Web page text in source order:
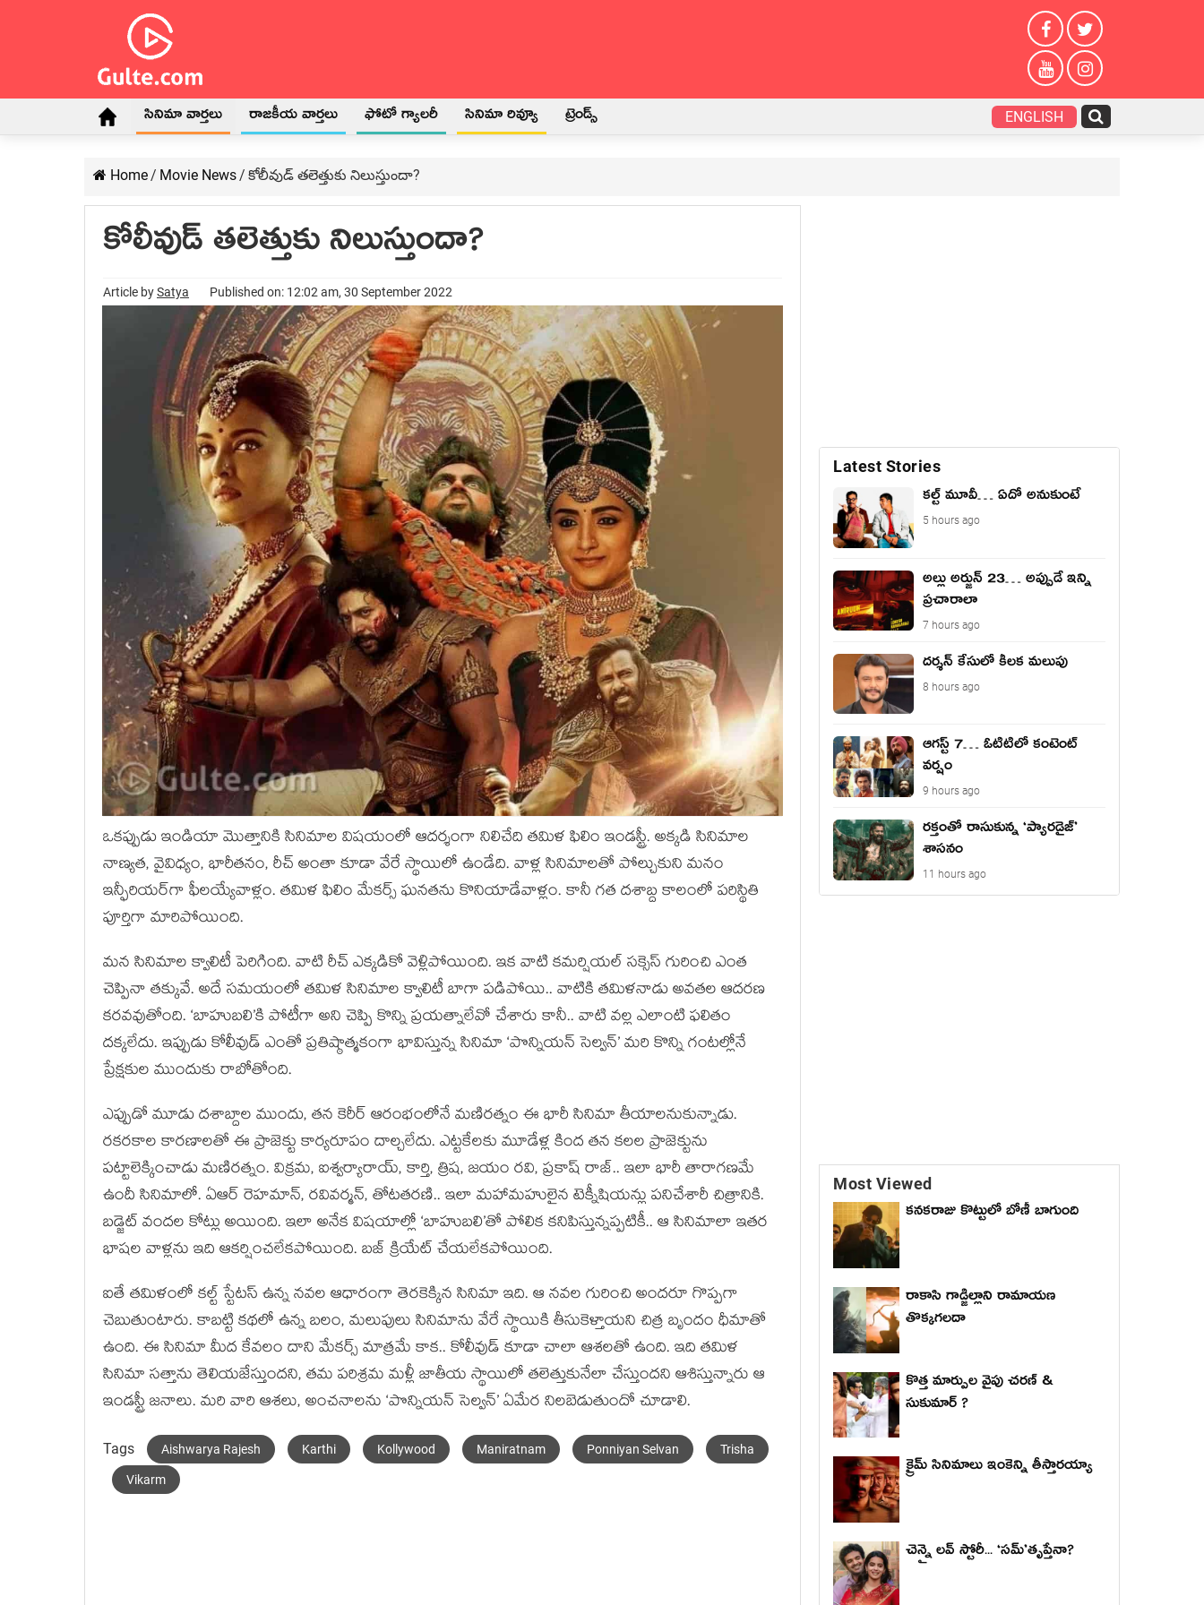
సినిమా వార్తలు రాజకీయ వార్తలు ఫోటో గ్యాలరీ సినిమా రివ్యూ ట్రెండ్స్ ENGLISH
Home/ Movie News/ కోలీవుడ్ తలెత్తుకు నిలుస్తుందా?
కోలీవుడ్ తలెత్తుకు నిలుస్తుందా?
Article bySatya Published on: 12:02 am, 30 September 2022
ఒకప్పుడు ఇండియా మొత్తానికి సినిమాల విషయంలో ఆదర్శంగా నిలిచేది తమిళ ఫిలిం ఇండస్ట్రీ. అక్కడి సినిమాల
నాణ్యత, వైవిధ్యం, భారీతనం, రీచ్ అంతా కూడా వేరే స్థాయిలో ఉండేది. వాళ్ల సినిమాలతో పోల్చుకుని మనం
ఇన్ఫీరియర్‌గా ఫీలయ్యేవాళ్లం. తమిళ ఫిలిం మేకర్స్ ఘనతను కొనియాడేవాళ్లం. కానీ గత దశాబ్ద కాలంలో పరిస్థితి
పూర్తిగా మారిపోయింది.
మన సినిమాల క్వాలిటీ పెరిగింది. వాటి రీచ్ ఎక్కడికో వెళ్లిపోయింది. ఇక వాటి కమర్షియల్ సక్సెస్ గురించి ఎంత
చెప్పినా తక్కువే. అదే సమయంలో తమిళ సినిమాల క్వాలిటీ బాగా పడిపోయి.. వాటికి తమిళనాడు అవతల ఆదరణ
కరవవుతోంది. ‘బాహుబలి’కి పోటీగా అని చెప్పి కొన్ని ప్రయత్నాలేవో చేశారు కానీ.. వాటి వల్ల ఎలాంటి ఫలితం
దక్కలేదు. ఇప్పుడు కోలీవుడ్ ఎంతో ప్రతిష్ఠాత్మకంగా భావిస్తున్న సినిమా ‘పొన్నియన్ సెల్వన్’ మరి కొన్ని గంటల్లోనే
ప్రేక్షకుల ముందుకు రాబోతోంది.
ఎప్పుడో మూడు దశాబ్దాల ముందు, తన కెరీర్ ఆరంభంలోనే మణిరత్నం ఈ భారీ సినిమా తీయాలనుకున్నాడు.
రకరకాల కారణాలతో ఈ ప్రాజెక్టు కార్యరూపం దాల్చలేదు. ఎట్టకేలకు మూడేళ్ల కింద తన కలల ప్రాజెక్టును
పట్టాలెక్కించాడు మణిరత్నం. విక్రమ, ఐశ్వర్యారాయ్, కార్తి, త్రిష, జయం రవి, ప్రకాష్ రాజ్.. ఇలా భారీ తారాగణమే
ఉందీ సినిమాలో. ఏఆర్ రెహమాన్, రవివర్మన్, తోటతరణి.. ఇలా మహామహులైన టెక్నీషియన్లు పనిచేశారీ చిత్రానికి.
బడ్జెట్ వందల కోట్లు అయింది. ఇలా అనేక విషయాల్లో ‘బాహుబలి’తో పోలిక కనిపిస్తున్నప్పటికీ.. ఆ సినిమాలా ఇతర
భాషల వాళ్లను ఇది ఆకర్షించలేకపోయింది. బజ్ క్రియేట్ చేయలేకపోయింది.
ఐతే తమిళంలో కల్ట్ స్టేటస్ ఉన్న నవల ఆధారంగా తెరకెక్కిన సినిమా ఇది. ఆ నవల గురించి అందరూ గొప్పగా
చెబుతుంటారు. కాబట్టి కథలో ఉన్న బలం, మలుపులు సినిమాను వేరే స్థాయికి తీసుకెళ్తాయని చిత్ర బృందం ధీమాతో
ఉంది. ఈ సినిమా మీద కేవలం దాని మేకర్స్ మాత్రమే కాక.. కోలీవుడ్ కూడా చాలా ఆశలతో ఉంది. ఇది తమిళ
సినిమా సత్తాను తెలియజేస్తుందని, తమ పరిశ్రమ మళ్లీ జాతీయ స్థాయిలో తలెత్తుకునేలా చేస్తుందని ఆశిస్తున్నారు ఆ
ఇండస్ట్రీ జనాలు. మరి వారి ఆశలు, అంచనాలను ‘పొన్నియన్ సెల్వన్’ ఏమేర నిలబెడుతుందో చూడాలి.
Tags Aishwarya Rajesh Karthi Kollywood Maniratnam Ponniyan Selvan Trisha
Vikarm
Latest Stories
కల్ట్ మూవీ… ఏదో అనుకుంటే
5 hours ago
అల్లు అర్జున్ 23… అప్పుడే ఇన్ని
ప్రచారాలా
7 hours ago
దర్శన్ కేసులో కీలక మలుపు
8 hours ago
ఆగస్ట్ 7… ఓటిటిలో కంటెంట్
వర్షం
9 hours ago
రక్తంతో రాసుకున్న ‘ప్యారడైజ్’
శాసనం
11 hours ago
Most Viewed
కనకరాజు కొట్టులో బోణీ బాగుంది
రాకాసి గాడ్జిల్లాని రామాయణ
తొక్కగలదా
కొత్త మార్పుల వైపు చరణ్ &
సుకుమార్ ?
క్రైమ్ సినిమాలు ఇంకెన్ని తీస్తారయ్యా
చెన్నై లవ్ స్టోరీ... ‘సమ్’తృప్తేనా?